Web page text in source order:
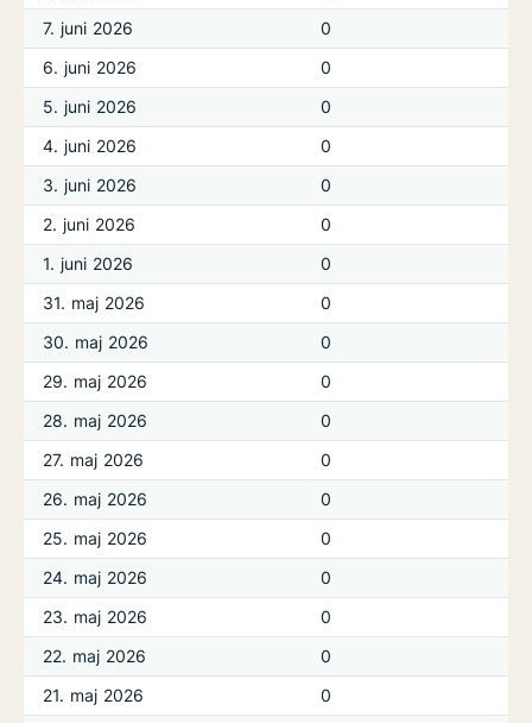
7. juni 2026
0
6. juni 2026
0
5. juni 2026
0
4. juni 2026
0
3. juni 2026
0
2. juni 2026
0
1. juni 2026
0
31. maj 2026
0
30. maj 2026
0
29. maj 2026
0
28. maj 2026
0
27. maj 2026
0
26. maj 2026
0
25. maj 2026
0
24. maj 2026
0
23. maj 2026
0
22. maj 2026
0
21. maj 2026
0